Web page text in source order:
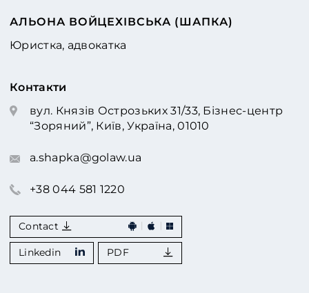
АЛЬОНА ВОЙЦЕХІВСЬКА (ШАПКА)
Юристка, адвокатка
Контакти
вул. Князів Острозьких 31/33, Бізнес-центр
“Зоряний”, Київ, Україна, 01010
a.shapka@golaw.ua
+38 044 581 1220
Contact
Linkedin PDF